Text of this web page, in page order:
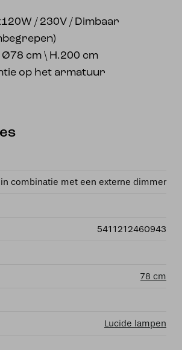
/ 230V / Dimbaar
cm \ H.200 cm
op het armatuur
in combinatie met een externe dimmer
5411212460943
78 cm
Lucide lampen